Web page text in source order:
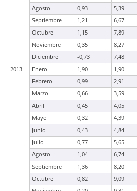
Agosto
0,93 5,39
Septiembre
1,21 6,67
Octubre
1,15 7,89
Noviembre
0,35 8,27
Diciembre
-0,73 7,48
2013
Enero 1,90 1,90
Febrero
0,99 2,91
Marzo
0,66 3,59
Abril
0,45 4,05
Mayo
0,32 4,39
Junio
0,43 4,84
Julio
0,77 5,65
Agosto
1,04 6,74
Septiembre
1,36 8,20
Octubre
0,82 9,09